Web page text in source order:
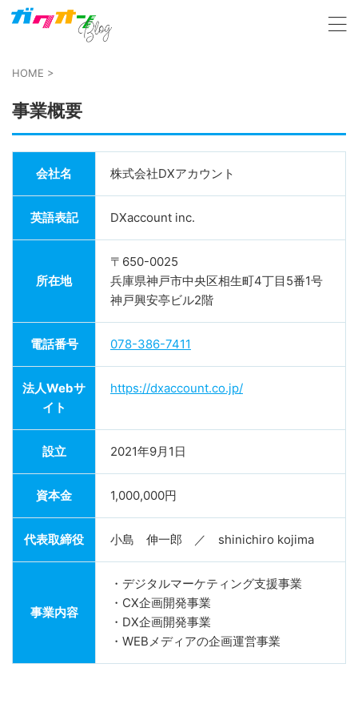
HOME >
事業概要
会社名 株式会社DXアカウント
英語表記 DXaccount inc.
所在地
〒650-0025
兵庫県神戸市中央区相生町4丁目5番1号
神戸興安亭ビル2階
電話番号 078-386-7411
法人Webサ
イト
https://dxaccount.co.jp/
設立 2021年9月1日
資本金 1,000,000円
代表取締役 小島 伸一郎 ／ shinichiro kojima
事業内容
・デジタルマーケティング支援事業
・CX企画開発事業
・DX企画開発事業
・WEBメディアの企画運営事業